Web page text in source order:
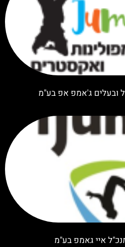
ובעלים ג'אמפ אפ בע"מ
איי גאמפ בע"מ